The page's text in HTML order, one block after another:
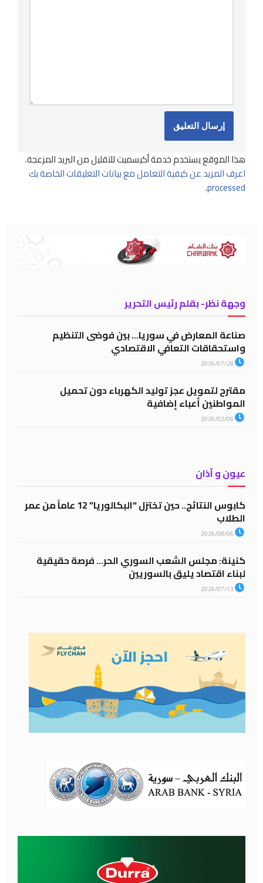
هذا الموقع يستخدم خدمة أكيسميت للتقليل من البريد المزعجة.
اعرف المزيد عن كيفية التعامل مع بيانات التعليقات الخاصة بك
processed
.
وجهة نظر- بقلم رئيس التحرير
صناعة المعارض في سوريا… بين فوضى التنظيم
واستحقاقات التعافي الاقتصادي
مقترح لتمويل عجز توليد الكهرباء دون تحميل
المواطنين أعباء إضافية
عيون و آذان
كابوس النتائج.. حين تختزل “البكالوريا” 12 عاماً من عمر
الطلاب
كنينة: مجلس الشعب السوري الحر… فرصة حقيقية
لبناء اقتصاد يليق بالسوريين